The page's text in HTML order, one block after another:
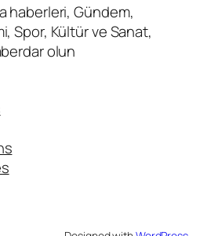
haberleri, Gündem,
Spor, Kültür ve Sanat,
olun